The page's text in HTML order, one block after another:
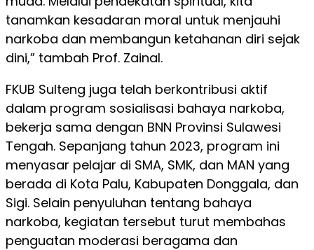
tanamkan kesadaran moral untuk menjauhi
narkoba dan membangun ketahanan diri sejak
dini,” tambah Prof. Zainal.
FKUB Sulteng juga telah berkontribusi aktif
dalam program sosialisasi bahaya narkoba,
bekerja sama dengan BNN Provinsi Sulawesi
Tengah. Sepanjang tahun 2023, program ini
menyasar pelajar di SMA, SMK, dan MAN yang
berada di Kota Palu, Kabupaten Donggala, dan
Sigi. Selain penyuluhan tentang bahaya
narkoba, kegiatan tersebut turut membahas
penguatan moderasi beragama dan